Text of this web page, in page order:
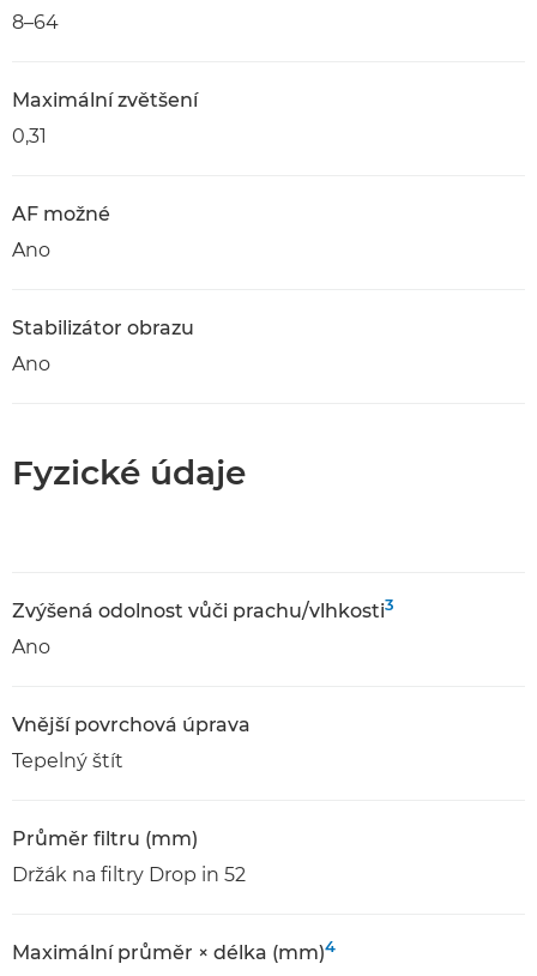
8–64
Maximální zvětšení
0,31
AF možné
Ano
Stabilizátor obrazu
Ano
Fyzické údaje
Zvýšená odolnost vůči prachu/vlhkosti3
Ano
Vnější povrchová úprava
Tepelný štít
Průměr filtru (mm)
Držák na filtry Drop in 52
Maximální průměr × délka (mm)4